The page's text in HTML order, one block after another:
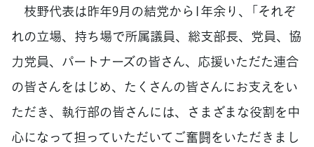
枝野代表は昨年9月の結党から1年余り、「それぞ
れの立場、持ち場で所属議員、総支部長、党員、協
力党員、パートナーズの皆さん、応援いただた連合
の皆さんをはじめ、たくさんの皆さんにお支えをい
ただき、執行部の皆さんには、さまざまな役割を中
心になって担っていただいてご奮闘をいただきまし